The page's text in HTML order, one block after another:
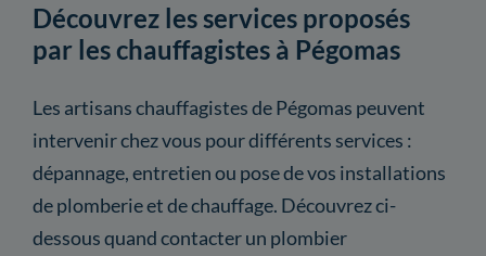
Découvrez les services proposés
par les chauffagistes à Pégomas
Les artisans chauffagistes de Pégomas peuvent
intervenir chez vous pour différents services :
dépannage, entretien ou pose de vos installations
de plomberie et de chauffage. Découvrez ci-
dessous quand contacter un plombier